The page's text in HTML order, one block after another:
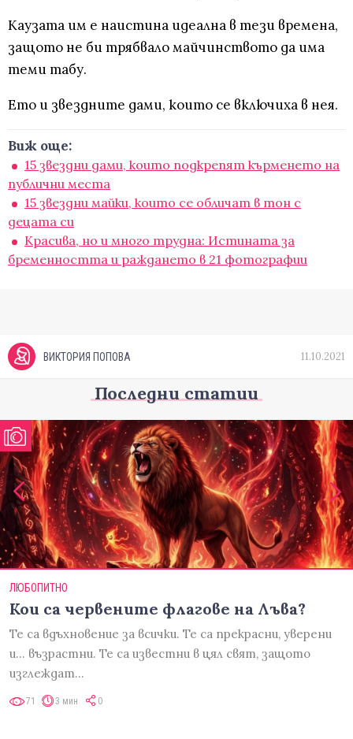
Каузата им е наистина идеална в тези времена,
защото не би трябвало майчинството да има
теми табу.
Ето и звездните дами, които се включиха в нея.
Виж още:
15 звездни дами, които подкрепят кърменето на
публични мeста
15 звездни майки, които се обличат в тон с
децата си
Красива, но и много трудна: Истината за
бременността и раждането в 21 фотографии
ВИКТОРИЯ ПОПОВА 11.10.2021
Последни статии
ЛЮБОПИТНО
Кои са червените флагове на Лъва?
Те са вдъхновение за всички. Те са прекрасни, уверени
и... възрастни. Те са известни в цял свят, защото
изглеждат…
71 3 мин 0